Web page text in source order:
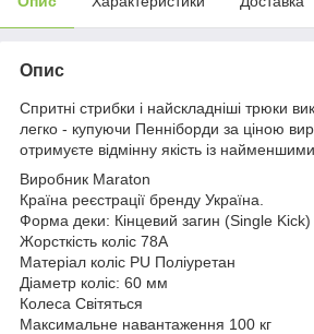
Опис
Спритні стрибки і найскладніші трюки
легко - купуючи Пенніборди за ціною
отримуєте відмінну якість із
Виробник Maraton
Країна реєстрації бренду Україна.
Форма деки: Кінцевий загин (Single Kick)
Жорсткість коліс 78А
Матеріал коліс PU Поліуретан
Діаметр коліс: 60 мм
Колеса Світяться
Максимальне навантаження 100 кг